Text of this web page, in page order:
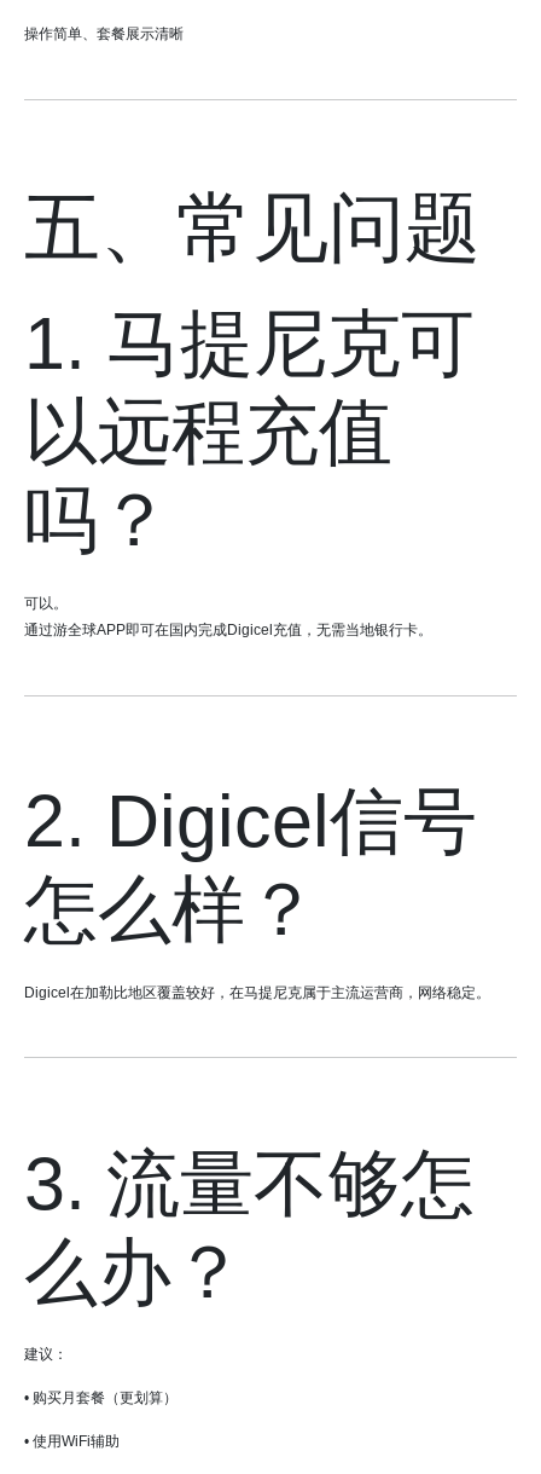
操作简单、套餐展示清晰
五、常见问题
1. 马提尼克可
以远程充值
吗？
可以。
通过游全球APP即可在国内完成Digicel充值，无需当地银行卡。
2. Digicel信号
怎么样？
Digicel在加勒比地区覆盖较好，在马提尼克属于主流运营商，网络稳定。
3. 流量不够怎
么办？
建议：
• 购买月套餐（更划算）
• 使用WiFi辅助